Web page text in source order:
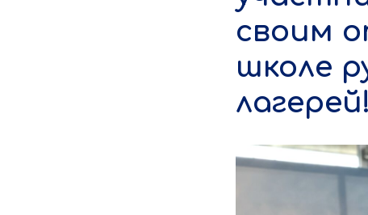
своим
школе
лагерей!